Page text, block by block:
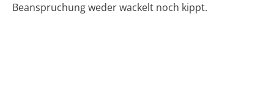
Beanspruchung weder wackelt noch kippt.